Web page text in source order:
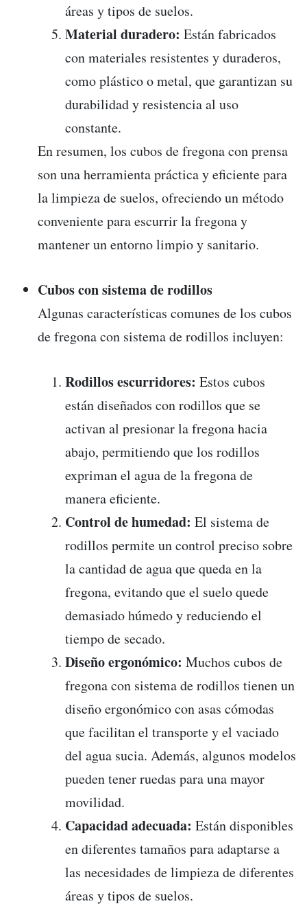
áreas y tipos de suelos.
Material duradero: Están fabricados
con materiales resistentes y duraderos,
como plástico o metal, que garantizan su
durabilidad y resistencia al uso
constante.
En resumen, los cubos de fregona con prensa
son una herramienta práctica y eficiente para
la limpieza de suelos, ofreciendo un método
conveniente para escurrir la fregona y
mantener un entorno limpio y sanitario.
Cubos con sistema de rodillos
Algunas características comunes de los cubos
de fregona con sistema de rodillos incluyen:
Rodillos escurridores: Estos cubos
están diseñados con rodillos que se
activan al presionar la fregona hacia
abajo, permitiendo que los rodillos
expriman el agua de la fregona de
manera eficiente.
Control de humedad: El sistema de
rodillos permite un control preciso sobre
la cantidad de agua que queda en la
fregona, evitando que el suelo quede
demasiado húmedo y reduciendo el
tiempo de secado.
Diseño ergonómico: Muchos cubos de
fregona con sistema de rodillos tienen un
diseño ergonómico con asas cómodas
que facilitan el transporte y el vaciado
del agua sucia. Además, algunos modelos
pueden tener ruedas para una mayor
movilidad.
Capacidad adecuada: Están disponibles
en diferentes tamaños para adaptarse a
las necesidades de limpieza de diferentes
áreas y tipos de suelos.